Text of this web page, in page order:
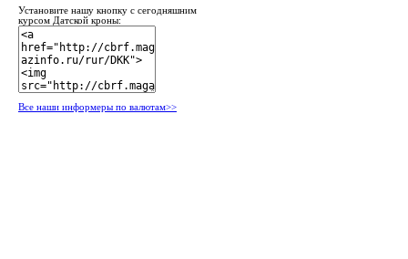
Установите нашу кнопку с сегодняшним
курсом Датской кроны:
Все наши информеры по валютам>>